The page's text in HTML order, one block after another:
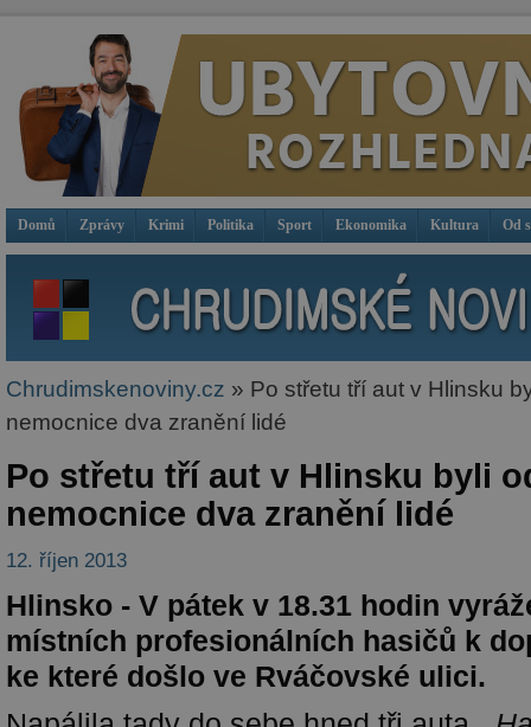
Domů Zprávy Krimi Politika Sport Ekonomika Kultura Od
Chrudimskenoviny.cz » Po střetu tří aut v Hlinsku
nemocnice dva zranění lidé
Po střetu tří aut v Hlinsku byli
nemocnice dva zranění lidé
12. říjen 2013
Hlinsko - V pátek v 18.31 hodin
místních profesionálních hasičů k
ke které došlo ve Rváčovské ulici.